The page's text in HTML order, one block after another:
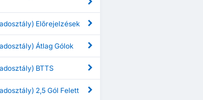
Előrejelzések
Átlag Gólok
BTTS
2,5 Gól Felett